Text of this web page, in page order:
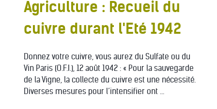
Agriculture : Recueil du
cuivre durant l'Eté 1942
Donnez votre cuivre, vous aurez du Sulfate ou du
Vin Paris (O.F.I.), 12 août 1942 : « Pour la sauvegarde
de la Vigne, la collecte du cuivre est une nécessité.
Diverses mesures pour l’intensifier ont ...